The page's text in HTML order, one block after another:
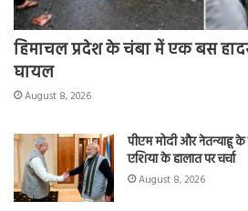
हिमाचल प्रदेश के चंबा में एक बस
घायल
August 8, 2026
पीएम मोदी और नेतन्याहू के
एशिया के हालात पर चर्चा
August 8, 2026